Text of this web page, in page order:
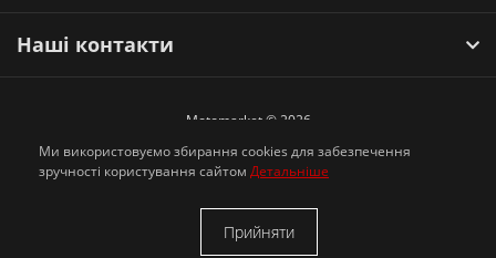
Наші контакти
Motomarket © 2026
Ми використовуємо збирання cookies для забезпечення
зручності користування сайтом Детальніше
Прийняти